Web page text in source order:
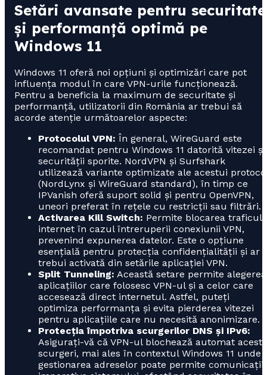
Setări avansate pentru securitate
și performanță optimă pe
Windows 11
Windows 11 oferă noi opțiuni și optimizări care pot
influența modul în care VPN-urile funcționează.
Pentru a beneficia la maximum de securitate și
performanță, utilizatorii din România ar trebui să
acorde atenție următoarelor aspecte:
Protocolul VPN: În general, WireGuard este
recomandat pentru Windows 11 datorită vitezei și
securității sporite. NordVPN și Surfshark
utilizează variante optimizate ale acestui
(NordLynx și WireGuard standard), în timp ce
IPVanish oferă suport solid și pentru OpenVPN,
uneori preferat în rețele cu restricții sau filtrări.
Activarea Kill Switch: Permite blocarea
internet în cazul întreruperii conexiunii VPN,
prevenind expunerea datelor. Este o opțiune
esențială pentru protecția confidențialității și ar
trebui activată din setările aplicației VPN.
Split Tunneling: Această setare permite alegerea
aplicațiilor care folosesc VPN-ul și a celor care
accesează direct internetul. Astfel, puteți
optimiza performanța și evita pierderea vitezei
pentru aplicațiile care nu necesită anonimizare.
Protecția împotriva scurgerilor DNS și IPv6:
Asigurați-vă că VPN-ul blochează automat aceste
scurgeri, mai ales în contextul Windows 11 unde
gestionarea adreselor poate permite comunicații